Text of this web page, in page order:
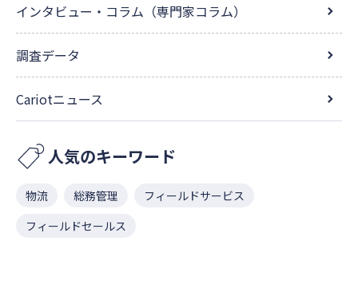
インタビュー・コラム（専門家コラム）
調査データ
Cariotニュース
人気のキーワード
物流 総務管理
フィールドサービス
フィールドセールス